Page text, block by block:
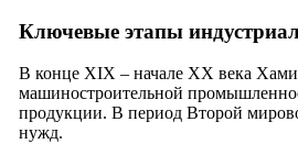
Ключевые этапы
В конце XIX – начале XX века
машиностроительной
продукции. В период Второй
нужд.